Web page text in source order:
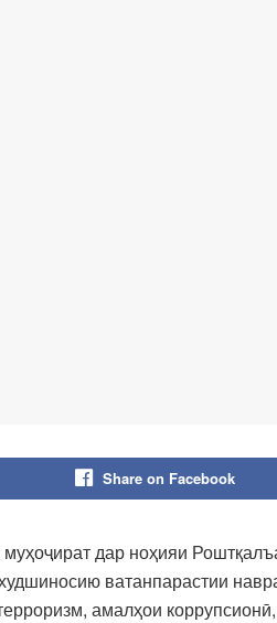
Share on Facebook
дар ноҳияи
ватанпарастии
амалҳои